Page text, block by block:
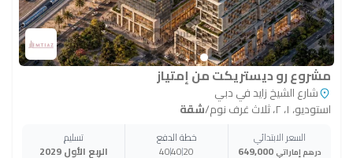
مشروع رو ديستريكت من إمتياز
شارع الشيخ زايد في دبي
استوديو، ١، ٢، ثلاث غرف نوم
/شقة
السعر الابتدائي
649,000درهم إماراتي
خطة الدفع
20
40
40
تسليم
الربع الأول 2029